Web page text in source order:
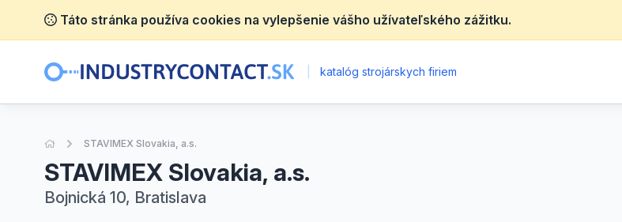
Táto stránka používa cookies na vylepšenie vášho užívateľského zážitku.
katalóg strojárskych firiem
Úvodná stránka
STAVIMEX Slovakia, a.s.
STAVIMEX Slovakia, a.s.
Bojnická 10, Bratislava